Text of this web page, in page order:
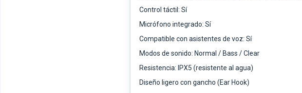
Control táctil: Sí
Micrófono integrado: Sí
Compatible con asistentes de voz: Sí
Modos de sonido: Normal / Bass / Clear
Resistencia: IPX5 (resistente al agua)
Diseño ligero con gancho (Ear Hook)